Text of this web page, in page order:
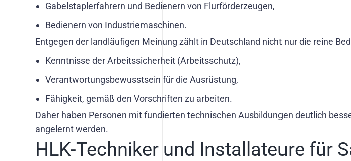
Gabelstaplerfahrern und Bedienern von Flurförderzeugen,
Bedienern von Industriemaschinen.
Entgegen der landläufigen Meinung zählt in Deutschland nicht nur die reine
Kenntnisse der Arbeitssicherheit (Arbeitsschutz),
Verantwortungsbewusstsein für die Ausrüstung,
Fähigkeit, gemäß den Vorschriften zu arbeiten.
Daher haben Personen mit fundierten technischen Ausbildungen deutlich
angelernt werden.
HLK-Techniker und Installateure für